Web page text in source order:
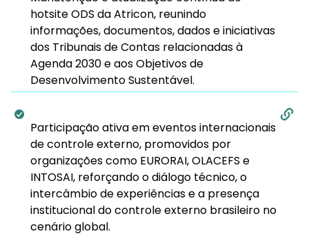
hotsite ODS da Atricon, reunindo
informações, documentos, dados e iniciativas
dos Tribunais de Contas relacionadas à
Agenda 2030 e aos Objetivos de
Desenvolvimento Sustentável.
Participação ativa em eventos internacionais
de controle externo, promovidos por
organizações como EURORAI, OLACEFS e
INTOSAI, reforçando o diálogo técnico, o
intercâmbio de experiências e a presença
institucional do controle externo brasileiro no
cenário global.